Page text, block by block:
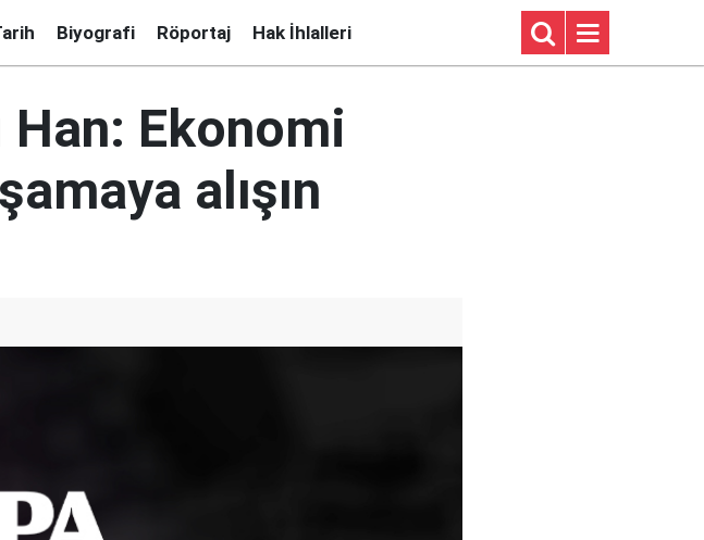
Biyografi Röportaj Hak İhlalleri
Han: Ekonomi
alışın